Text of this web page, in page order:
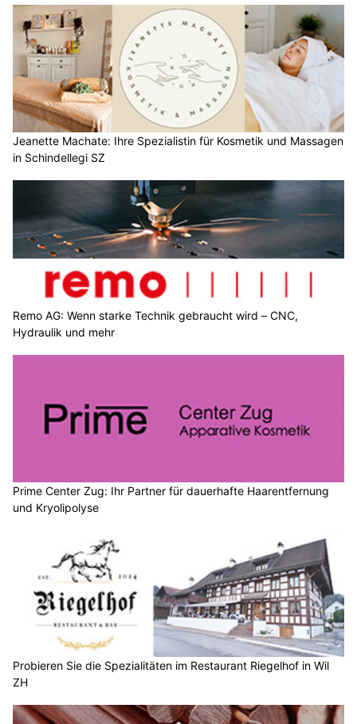
Jeanette Machate: Ihre Spezialistin für Kosmetik und Massagen
in Schindellegi SZ
Remo AG: Wenn starke Technik gebraucht wird – CNC,
Hydraulik und mehr
Prime Center Zug: Ihr Partner für dauerhafte Haarentfernung
und Kryolipolyse
Probieren Sie die Spezialitäten im Restaurant Riegelhof in Wil
ZH